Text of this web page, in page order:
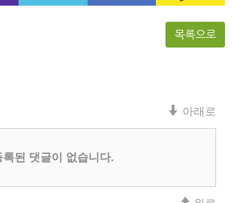
목록으로